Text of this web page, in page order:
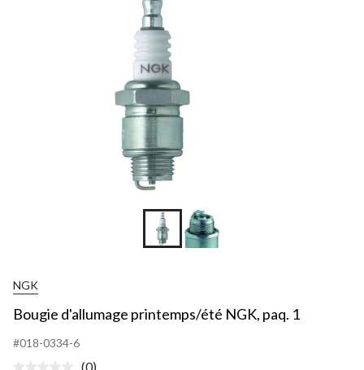
NGK
Bougie d'allumage printemps/été NGK, paq. 1
#018-0334-6
(0)